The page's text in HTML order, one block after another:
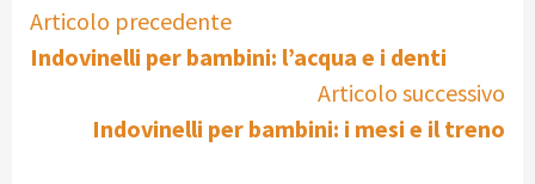
Continue
Reading
Articolo precedente
Indovinelli per bambini: l’acqua e i denti
Articolo successivo
Indovinelli per bambini: i mesi e il treno